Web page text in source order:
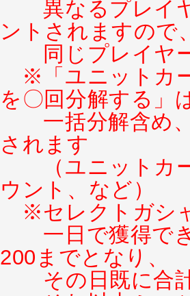
異なるプレイ
ントされますので
同じプレイヤ
※「ユニットカ
を〇回分解する」
一括分解含め
されます
（ユニット
ウント、など）
※セレクトガシ
一日で獲得で
200までとなり、
その日既に合